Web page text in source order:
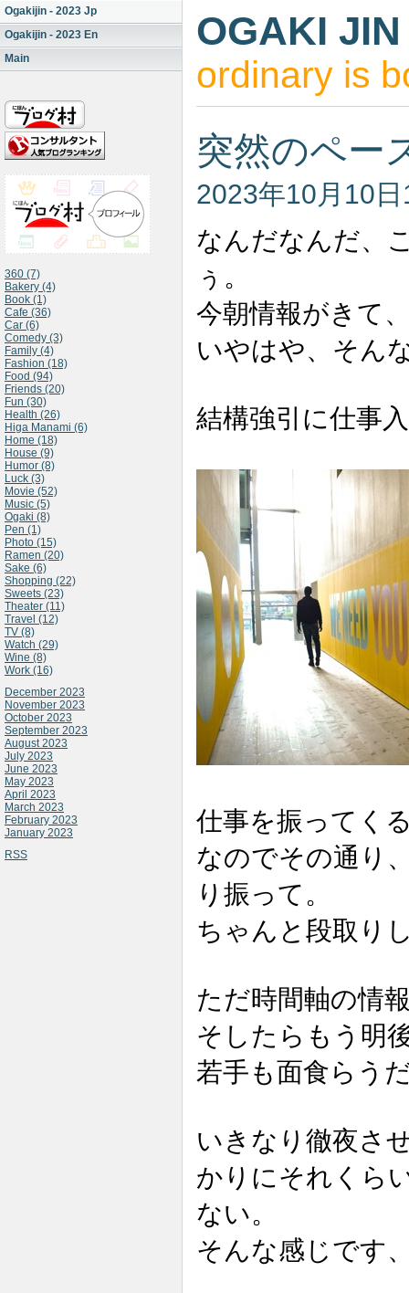
Ogakijin - 2023 Jp
Ogakijin - 2023 En
Main
360 (7)
Bakery (4)
Book (1)
Cafe (36)
Car (6)
Comedy (3)
Family (4)
Fashion (18)
Food (94)
Friends (20)
Fun (30)
Health (26)
Higa Manami (6)
Home (18)
House (9)
Humor (8)
Luck (3)
Movie (52)
Music (5)
Ogaki (8)
Pen (1)
Photo (15)
Ramen (20)
Sake (6)
Shopping (22)
Sweets (23)
Theater (11)
Travel (12)
TV (8)
Watch (29)
Wine (8)
Work (16)
December 2023
November 2023
October 2023
September 2023
August 2023
July 2023
June 2023
May 2023
April 2023
March 2023
February 2023
January 2023
RSS
OGAKI JIN
ordinary is
突然のペー
2023年10月10
なんだなんだ、
ぅ。
今朝情報がきて
いやはや、そん
結構強引に仕事
仕事を振ってく
なのでその通り
り振って。
ちゃんと段取り
ただ時間軸の情
そしたらもう明
若手も面食らう
いきなり徹夜さ
かりにそれくら
ない。
そんな感じです